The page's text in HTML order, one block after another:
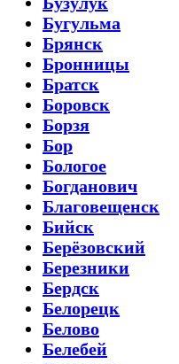
Бугульма
Брянск
Бронницы
Братск
Боровск
Борзя
Бор
Бологое
Богданович
Благовещенск
Бийск
Берёзовский
Березники
Бердск
Белорецк
Белово
Белебей